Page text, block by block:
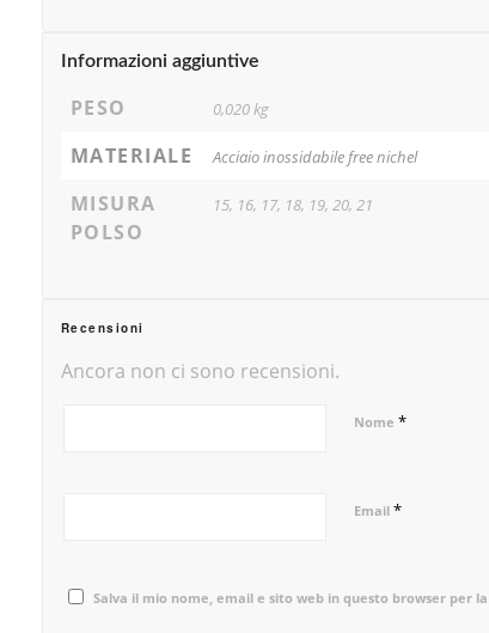
Informazioni aggiuntive
PESO 0,020 kg
MATERIALE Acciaio inossidabile free nichel
MISURA
POLSO
15, 16, 17, 18, 19, 20, 21
Recensioni
Ancora non ci sono recensioni.
Nome *
Email *
Salva il mio nome, email e sito web in questo browser per